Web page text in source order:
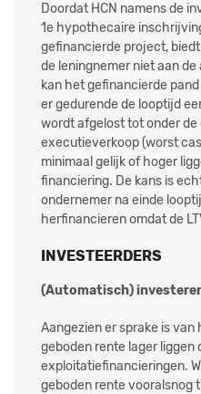
Doordat HCN namens de
1e hypothecaire
gefinancierde project,
de leningnemer niet aan
kan het gefinancierde
er gedurende de looptijd
wordt afgelost tot onder
executieverkoop (worst
minimaal gelijk of hoger
financiering. De kans is
ondernemer na einde
herfinancieren omdat de
INVESTEERDERS
(Automatisch)
Aangezien er sprake is
geboden rente lager liggen
exploitatiefinancieringen.
geboden rente vooralsnog